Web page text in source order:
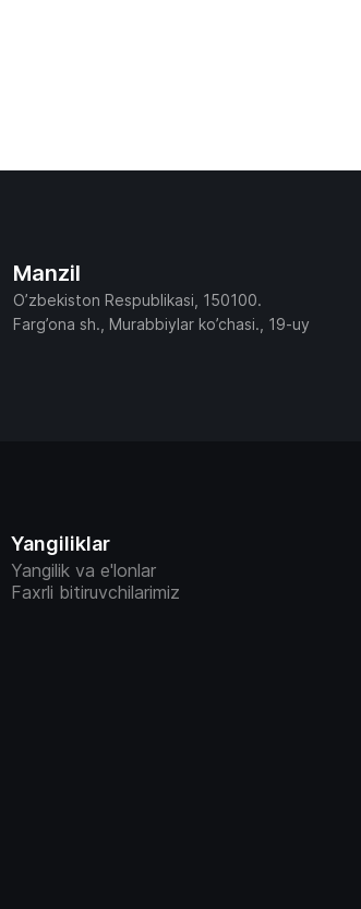
Manzil
O’zbekiston Respublikasi, 150100.
Farg’ona sh., Murabbiylar ko’chasi., 19-uy
Yangiliklar
Yangilik va e'lonlar
Faxrli bitiruvchilarimiz